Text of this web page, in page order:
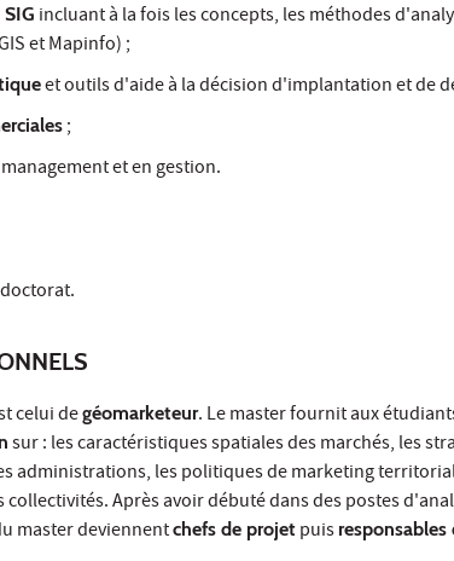
incluant à la fois les concepts, les méthodes
et Mapinfo) ;
et outils d'aide à la décision d'implantation et de
;
et en gestion.
celui degéomarketeur. Le master fournit aux
sur : les caractéristiques spatiales des marchés, les
administrations, les politiques de marketing
Après avoir débuté dans des postes
master deviennentchefs de projet puis responsables